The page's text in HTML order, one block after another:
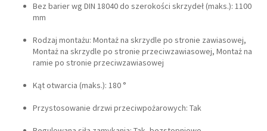
Bez barier wg DIN 18040 do szerokości skrzydeł (maks.): 1100
mm
Rodzaj montażu: Montaż na skrzydle po stronie zawiasowej,
Montaż na skrzydle po stronie przeciwzawiasowej, Montaż na
ramie po stronie przeciwzawiasowej
Kąt otwarcia (maks.): 180 °
Przystosowanie drzwi przeciwpożarowych: Tak